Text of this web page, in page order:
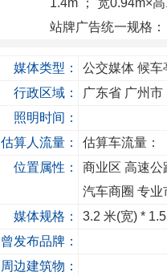
1.4m ； 宽0.94m×
站牌广告统一规格
媒体类型： 公交媒体 候车
行政区域：
广东省 广州市
照明时间：
估算人流量：
估算车流量：
位置属性：
商业区 高速公
汽车商圈 专业
媒体规格：
3.2 米(宽) * 1.5
曾发布品牌：
周边建筑物：